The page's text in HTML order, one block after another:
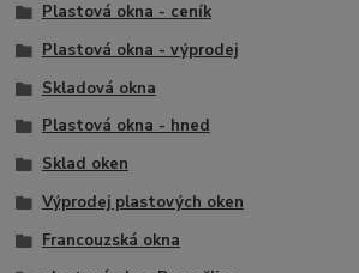
Plastová okna - ceník
Plastová okna - výprodej
Skladová okna
Plastová okna - hned
Sklad oken
Výprodej plastových oken
Francouzská okna